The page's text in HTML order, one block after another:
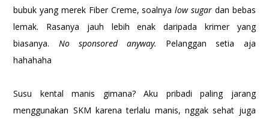
bubuk yang merek Fiber Creme, soalnyalow sugar dan bebas
lemak. Rasanya jauh lebih enak daripada krimer yang
biasanya. No sponsored anyway. Pelanggan setia aja
hahahaha
Susu kental manis gimana? Aku pribadi paling jarang
menggunakan SKM karena terlalu manis, nggak sehat juga